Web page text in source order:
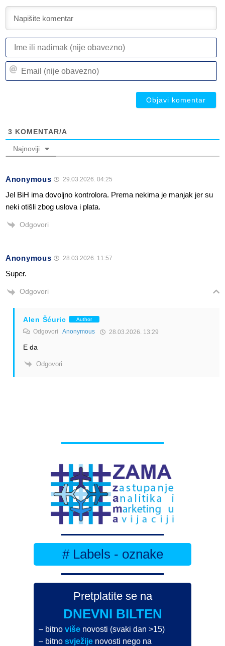
3 KOMENTAR/A
Najnoviji
Anonymous 29.03.2026. 04:25
Jel BiH ima dovoljno kontrolora. Prema nekima je manjak jer su
neki otišli zbog uslova i plata.
Odgovori
Anonymous 28.03.2026. 11:57
Super.
Odgovori
Alen Šćuric Author
Odgovori Anonymous 28.03.2026. 13:29
E da
Odgovori
# Labels - oznake
Pretplatite se na
DNEVNI BILTEN
– bitnoviše novosti (svaki dan >15)
– bitnosvježije novosti nego na